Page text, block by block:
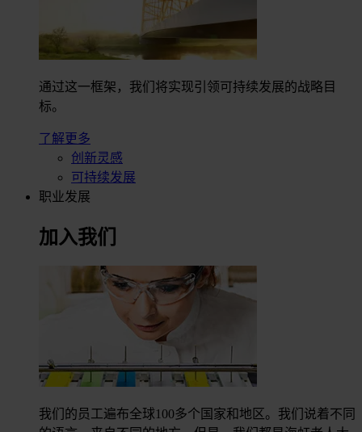
通过这一框架，我们将实现引领可持续发展的战略目
标。
了解更多
创新灵感
可持续发展
职业发展
加入我们
我们的员工遍布全球100多个国家和地区。我们说着不同